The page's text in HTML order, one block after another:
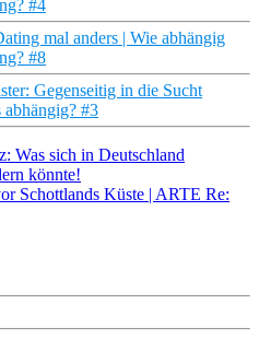
#4
mal anders | Wie abhängig
#8
Gegenseitig in die Sucht
abhängig? #3
Was sich in Deutschland
könnte!
Schottlands Küste | ARTE Re: